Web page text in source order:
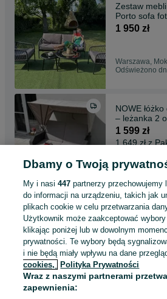
Zestaw
Porto sofa
aluminium ,
1 950 zł
Warszawa,
Odświeżono
NOWE
– leżanka 2
technorattan
leżanka do
nowoczesna
1 599 zł
1 649 zł z
Kraków, Stare
leżak
pufa
kolory
1 599 zł
Gdańsk, Brzeźno
Odświeżono
Dbamy o Twoją
My i nasi447 partnerzy przechowujemy
do informacji na urządzeniu, takich jak
plikach cookie w celu przetwarzania
Użytkownik może zaakceptować
klikając poniżej lub w dowolnym
prywatności. Te wybory będą
i nie będą miały wpływu na dane
cookies,
Polityka Prywatności
Wraz z naszymi partnerami
zapewnienia: